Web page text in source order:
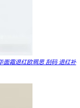
面霜退红欧珮思 刮码 退红补